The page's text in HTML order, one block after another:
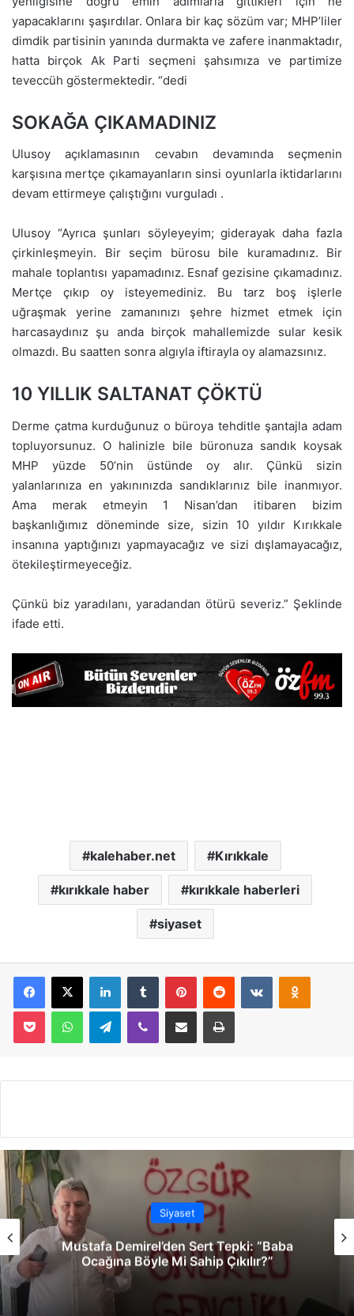
yapacaklarını şaşırdılar. Onlara bir kaç sözüm var; MHP’liler
dimdik partisinin yanında durmakta ve zafere inanmaktadır,
hatta birçok Ak Parti seçmeni şahsımıza ve partimize
teveccüh göstermektedir. “dedi
SOKAĞA ÇIKAMADINIZ
Ulusoy açıklamasının cevabın devamında seçmenin
karşısına mertçe çıkamayanların sinsi oyunlarla iktidarlarını
devam ettirmeye çalıştığını vurguladı .
Ulusoy “Ayrıca şunları söyleyeyim; giderayak daha fazla
çirkinleşmeyin. Bir seçim bürosu bile kuramadınız. Bir
mahale toplantısı yapamadınız. Esnaf gezisine çıkamadınız.
Mertçe çıkıp oy isteyemediniz. Bu tarz boş işlerle
uğraşmak yerine zamanınızı şehre hizmet etmek için
harcasaydınız şu anda birçok mahallemizde sular kesik
olmazdı. Bu saatten sonra algıyla iftirayla oy alamazsınız.
10 YILLIK SALTANAT ÇÖKTÜ
Derme çatma kurduğunuz o büroya tehditle şantajla adam
topluyorsunuz. O halinizle bile büronuza sandık koysak
MHP yüzde 50’nin üstünde oy alır. Çünkü sizin
yalanlarınıza en yakınınızda sandıklarınız bile inanmıyor.
Ama merak etmeyin 1 Nisan’dan itibaren bizim
başkanlığımız döneminde size, sizin 10 yıldır Kırıkkale
insanına yaptığınızı yapmayacağız ve sizi dışlamayacağız,
ötekileştirmeyeceğiz.
Çünkü biz yaradılanı, yaradandan ötürü severiz.” Şeklinde
ifade etti.
kalehaber.net Kırıkkale
kırıkkale haber kırıkkale haberleri
siyaset
Telegram
Siyaset
Mustafa Demirel’den Sert Tepki: “Baba
Ocağına Böyle Mi Sahip Çıkılır?”